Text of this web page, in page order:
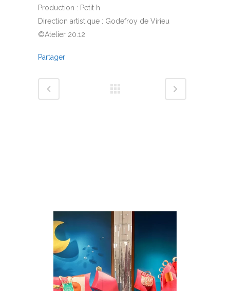
Production : Petit h
Direction artistique : Godefroy de Virieu
©Atelier 20.12
Partager